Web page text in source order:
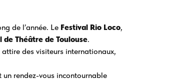
de l’année. Le Festival Rio Loco,
de Théâtre de Toulouse.
des visiteurs internationaux,
rendez-vous incontournable